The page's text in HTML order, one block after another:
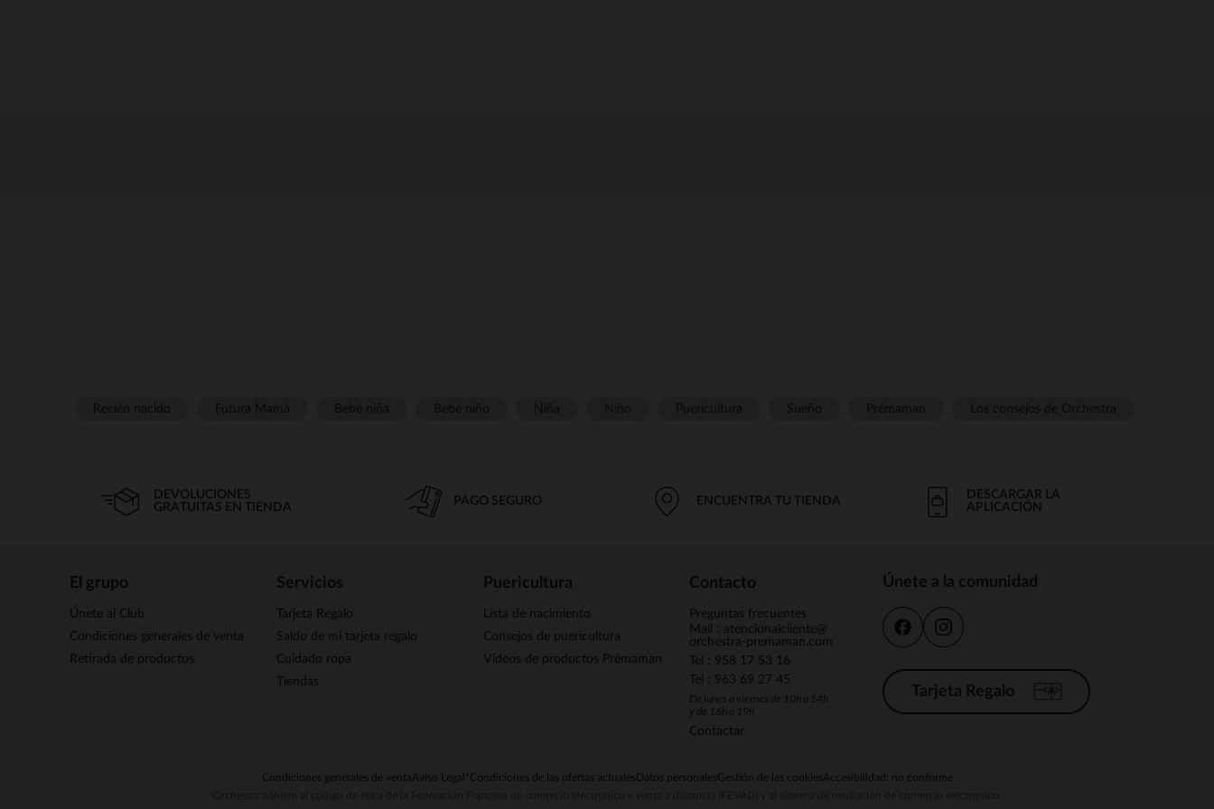
DEVOLUCIONES
GRATUITAS EN TIENDA
PAGO SEGURO ENCUENTRA TU TIENDA
DESCARGAR LA
APLICACIÓN
El grupo
Únete al Club
Condiciones generales de venta
Retirada de productos
Servicios
Tarjeta Regalo
Saldo de mi tarjeta regalo
Cuidado ropa
Tiendas
Puericultura
Lista de nacimiento
Consejos de puericultura
Vídeos de productos Prémaman
Contacto
Preguntas frecuentes
Mail : atencionalcliente@
orchestra-premaman.com
Tel : 958 17 53 16
Tel : 963 69 27 45
De lunes a viernes de 10h a 14h
y de 16h a 19h
Contactar
Únete a la comunidad
Tarjeta Regalo
Condiciones generales de ventaAviso Legal *Condiciones de las ofertas actuales Datos personalesGestión de las cookiesAccesibilidad: no conforme